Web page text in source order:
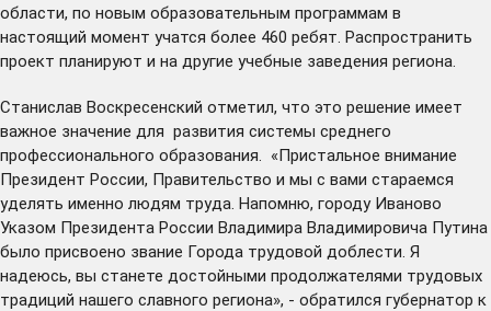
области, по новым образовательным программам в
настоящий момент учатся более 460 ребят. Распространить
проект планируют и на другие учебные заведения региона.
Станислав Воскресенский отметил, что это решение имеет
важное значение для развития системы среднего
профессионального образования. «Пристальное внимание
Президент России, Правительство и мы с вами стараемся
уделять именно людям труда. Напомню, городу Иваново
Указом Президента России Владимира Владимировича Путина
было присвоено звание Города трудовой доблести. Я
надеюсь, вы станете достойными продолжателями трудовых
традиций нашего славного региона», - обратился губернатор к